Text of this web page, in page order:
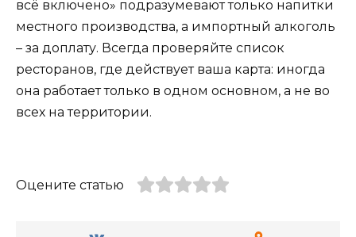
всё включено» подразумевают только напитки
местного производства, а импортный алкоголь
– за доплату. Всегда проверяйте список
ресторанов, где действует ваша карта: иногда
она работает только в одном основном, а не во
всех на территории.
Оцените статью